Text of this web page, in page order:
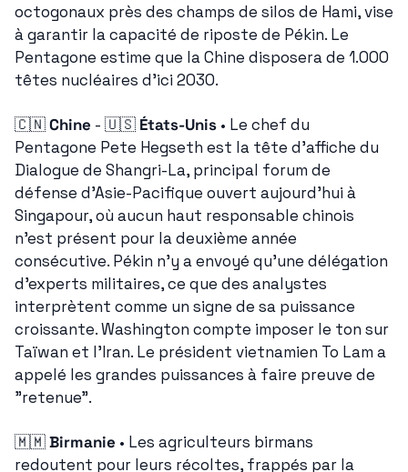
octogonaux près des champs de silos de Hami, vise
à garantir la capacité de riposte de Pékin. Le
Pentagone estime que la Chine disposera de 1.000
têtes nucléaires d'ici 2030.
🇨🇳Chine - 🇺🇸 États-Unis • Le chef du
Pentagone Pete Hegseth est la tête d'affiche du
Dialogue de Shangri-La, principal forum de
défense d'Asie-Pacifique ouvert aujourd'hui à
Singapour, où aucun haut responsable chinois
n'est présent pour la deuxième année
consécutive. Pékin n'y a envoyé qu'une délégation
d'experts militaires, ce que des analystes
interprètent comme un signe de sa puissance
croissante. Washington compte imposer le ton sur
Taïwan et l'Iran. Le président vietnamien To Lam a
appelé les grandes puissances à faire preuve de
"retenue".
🇲🇲Birmanie • Les agriculteurs birmans
redoutent pour leurs récoltes, frappés par la